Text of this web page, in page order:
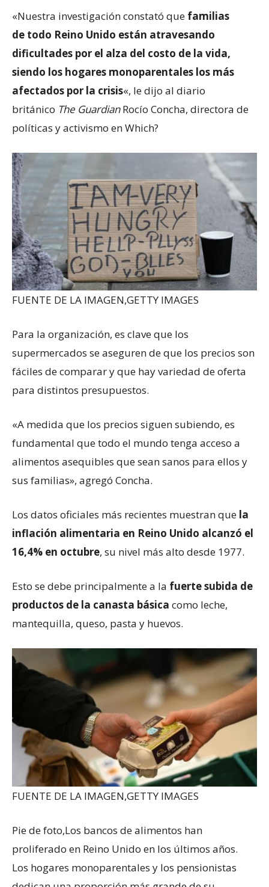
«Nuestra investigación constató que familias
de todo Reino Unido están atravesando
dificultades por el alza del costo de la vida,
siendo los hogares monoparentales los más
afectados por la crisis«, le dijo al diario
británico The GuardianRocío Concha, directora de
políticas y activismo en Which?
FUENTE DE LA IMAGEN,GETTY IMAGES
Para la organización, es clave que los
supermercados se aseguren de que los precios son
fáciles de comparar y que hay variedad de oferta
para distintos presupuestos.
«A medida que los precios siguen subiendo, es
fundamental que todo el mundo tenga acceso a
alimentos asequibles que sean sanos para ellos y
sus familias», agregó Concha.
Los datos oficiales más recientes muestran que la
inflación alimentaria en Reino Unido alcanzó el
16,4% en octubre, su nivel más alto desde 1977.
Esto se debe principalmente a la fuerte subida de
productos de la canasta básica como leche,
mantequilla, queso, pasta y huevos.
FUENTE DE LA IMAGEN,GETTY IMAGES
Pie de foto,Los bancos de alimentos han
proliferado en Reino Unido en los últimos años.
Los hogares monoparentales y los pensionistas